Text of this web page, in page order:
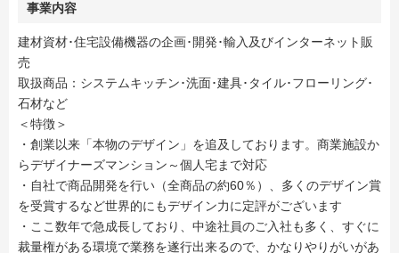
事業内容
建材資材･住宅設備機器の企画･開発･輸入及びインターネット販
売
取扱商品：システムキッチン･洗面･建具･タイル･フローリング･
石材など
＜特徴＞
・創業以来「本物のデザイン」を追及しております。商業施設か
らデザイナーズマンション～個人宅まで対応
・自社で商品開発を行い（全商品の約60％）、多くのデザイン賞
を受賞するなど世界的にもデザイン力に定評がございます
・ここ数年で急成長しており、中途社員のご入社も多く、すぐに
裁量権がある環境で業務を遂行出来るので、かなりやりがいがあ